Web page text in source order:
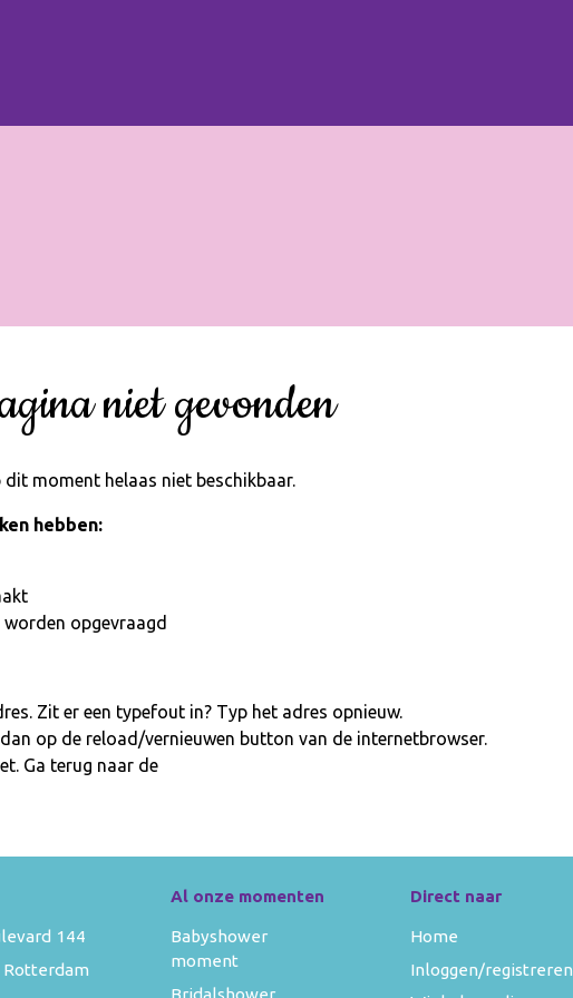
niet gevonden
moment helaas niet beschikbaar.
hebben:
opgevraagd
Zit er een typefout in? Typ het adres opnieuw.
op de reload/vernieuwen button van de internetbrowser.
Ga terug naar de
144
Al onze momenten
Babyshower
moment
Bridalshower
Direct naar
Home
Inloggen/registreren